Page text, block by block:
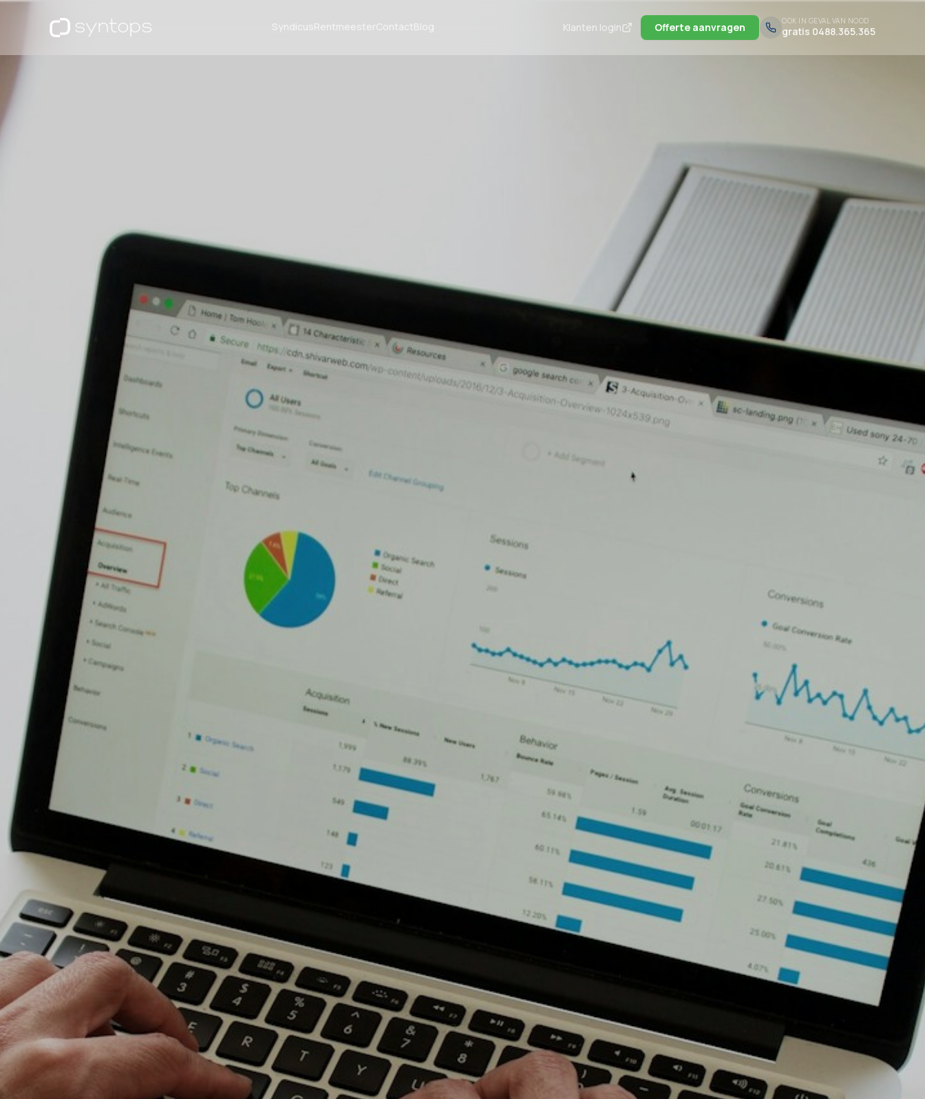
SyndicusRentmeesterContactBlog Klanten login Offerte aanvragen OOK IN GEVAL VAN NOOD
gratis 0488.365.365